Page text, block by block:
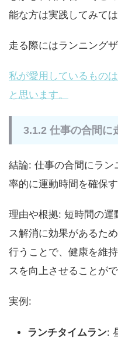
能な方は実践してみて
走る際にはランニング
私が愛用しているもの
と思います。
3.1.2 仕事の合間に
結論: 仕事の合間にラン
率的に運動時間を確保
理由や根拠: 短時間の運
ス解消に効果があるた
行うことで、健康を維
スを向上させることがで
実例:
ランチタイムラン: